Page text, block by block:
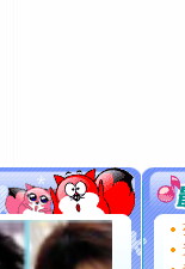
[圣诞节]
你太多
要平安
[圣诞节]